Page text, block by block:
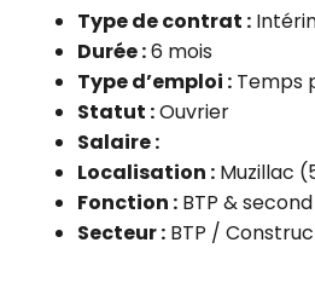
Type de contrat :
Durée :6 mois
Type d’emploi : Temps
Statut :Ouvrier
Salaire :
Localisation : Muzillac
Fonction : BTP &
Secteur : BTP /